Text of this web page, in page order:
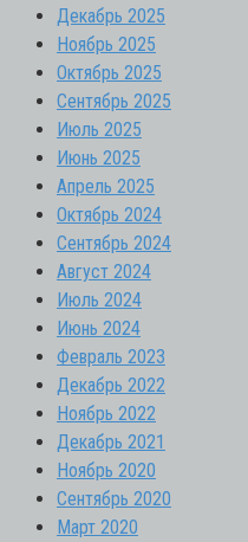
Декабрь 2025
Ноябрь 2025
Октябрь 2025
Сентябрь 2025
Июль 2025
Июнь 2025
Апрель 2025
Октябрь 2024
Сентябрь 2024
Август 2024
Июль 2024
Июнь 2024
Февраль 2023
Декабрь 2022
Ноябрь 2022
Декабрь 2021
Ноябрь 2020
Сентябрь 2020
Март 2020